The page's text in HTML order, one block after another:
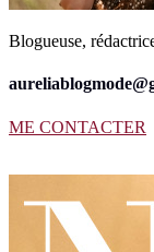
Blogueuse,
ME CONTACTER